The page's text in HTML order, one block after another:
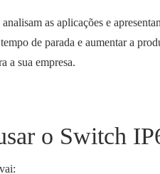
as aplicações e
de parada e aumentar a
a sua empresa.
o Switch
vai: